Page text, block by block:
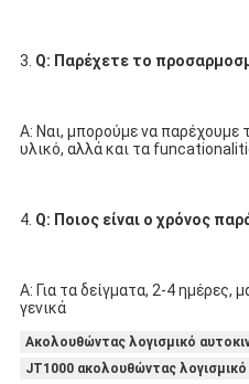
3. Q: Παρέχετε το
Α: Ναι, μπορούμε να παρέχουμε
υλικό, αλλά και τα
4. Q: Ποιος είναι ο χρόνος
Α: Για τα δείγματα, 2-4 ημέρες,
γενικά
Ακολουθώντας λογισμικό
JT1000 ακολουθώντας